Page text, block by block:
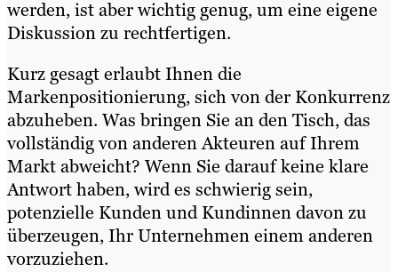
werden, ist aber wichtig genug, um eine eigene
Diskussion zu rechtfertigen.
Kurz gesagt erlaubt Ihnen die
Markenpositionierung, sich von der Konkurrenz
abzuheben. Was bringen Sie an den Tisch, das
vollständig von anderen Akteuren auf Ihrem
Markt abweicht? Wenn Sie darauf keine klare
Antwort haben, wird es schwierig sein,
potenzielle Kunden und Kundinnen davon zu
überzeugen, Ihr Unternehmen einem anderen
vorzuziehen.